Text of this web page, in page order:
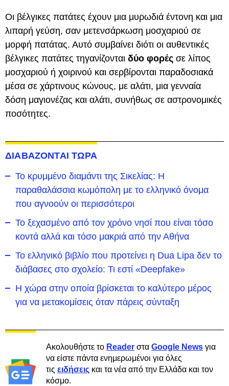
Οι βέλγικες πατάτες έχουν μια μυρωδιά έντονη και μια
λιπαρή γεύση, σαν μετενσάρκωση μοσχαριού σε
μορφή πατάτας. Αυτό συμβαίνει διότι οι αυθεντικές
βέλγικες πατάτες τηγανίζονται δύο φορές σε λίπος
μοσχαριού ή χοιρινού και σερβίρονται παραδοσιακά
μέσα σε χάρτινους κώνους, με αλάτι, μια γενναία
δόση μαγιονέζας και αλάτι, συνήθως σε αστρονομικές
ποσότητες.
ΔΙΑΒΑΖΟΝΤΑΙ ΤΩΡΑ
Το κρυμμένο διαμάντι της Σικελίας: Η
παραθαλάσσια κωμόπολη με το ελληνικό όνομα
που αγνοούν οι περισσότεροι
To ξεχασμένο από τον χρόνο νησί που είναι τόσο
κοντά αλλά και τόσο μακριά από την Αθήνα
Το ελληνικό βιβλίο που προτείνει η Dua Lipa δεν το
διάβασες στο σχολείο: Τι εστί «Deepfake»
Η χώρα στην οποία βρίσκεται το καλύτερο μέρος
για να μετακομίσεις όταν πάρεις σύνταξη
Ακολουθήστε το Reader στα Google News για
να είστε πάντα ενημερωμένοι για όλες
τις ειδήσεις και τα νέα από την Ελλάδα και τον
κόσμο.